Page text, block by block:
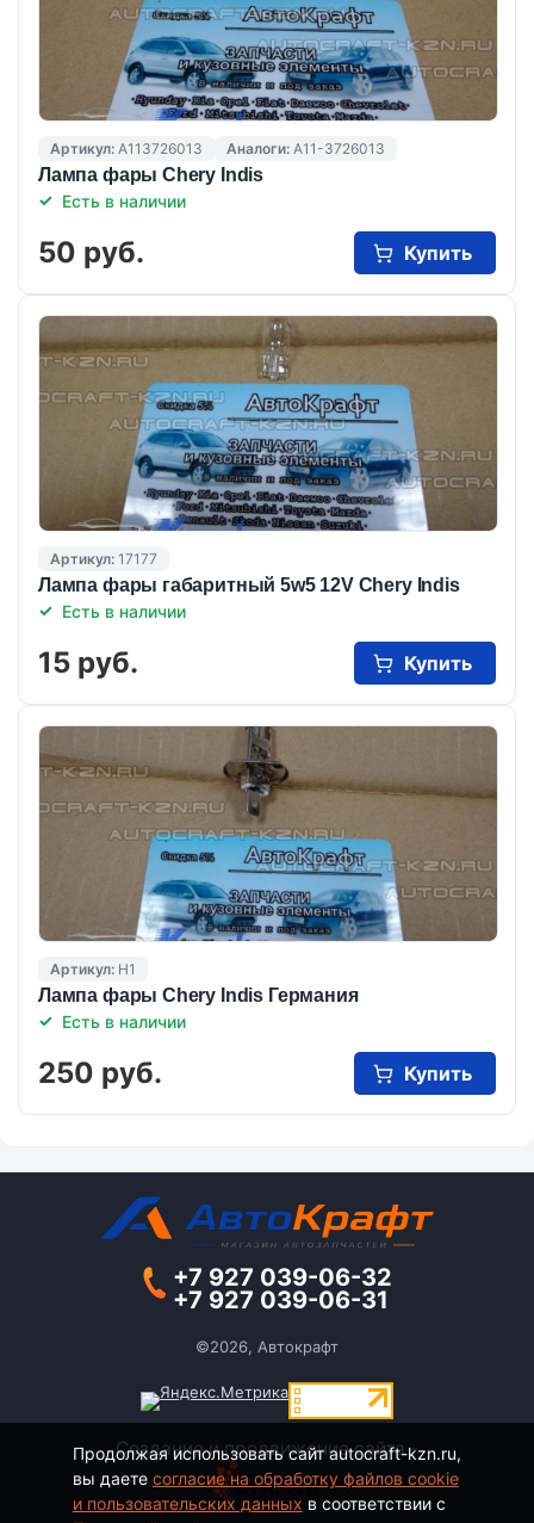
Артикул: A113726013 Аналоги: A11-3726013
Лампа фары Chery Indis
Есть в наличии
50 руб. Купить
Артикул: 17177
Лампа фары габаритный 5w5 12V Chery Indis
Есть в наличии
15 руб. Купить
Артикул: H1
Лампа фары Chery Indis Германия
Есть в наличии
250 руб. Купить
+7 927 039-06-32
+7 927 039-06-31
©2026, Автокрафт
Создание и продвижение сайта -
Продолжая использовать сайт autocraft-kzn.ru,
вы даете согласие на обработку файлов cookie
и пользовательских данных в соответствии с